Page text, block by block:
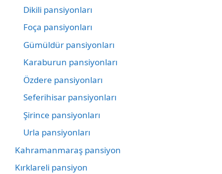
Dikili pansiyonları
Foça pansiyonları
Gümüldür pansiyonları
Karaburun pansiyonları
Özdere pansiyonları
Seferihisar pansiyonları
Şirince pansiyonları
Urla pansiyonları
Kahramanmaraş pansiyon
Kırklareli pansiyon